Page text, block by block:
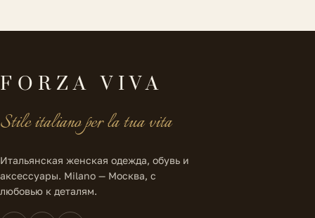
FORZA VIVA
Stile italiano per la tua vita
Итальянская женская одежда, обувь и
аксессуары. Milano — Москва, с
любовью к деталям.